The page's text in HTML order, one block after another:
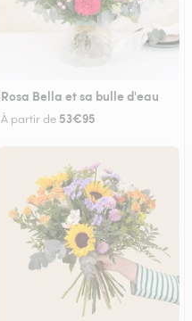
Rosa Bella et sa bulle d'eau
À partir de 53€95